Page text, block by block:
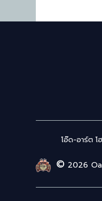
โอ๊ด-อาร์ต โ
© 2026